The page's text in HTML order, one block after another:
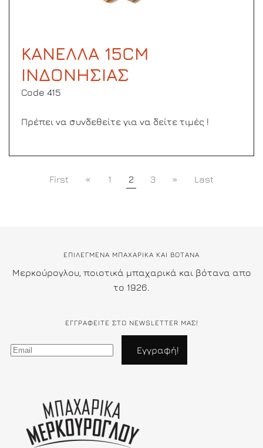
ΚΑΝΕΛΛΑ 15CM
ΙΝΔΟΝΗΣΙΑΣ
Code 415
Πρέπει να συνδεθείτε για να δείτε τιμές !
First « 1 2 3 » Last
ΕΠΙΛΕΓΜΕΝΑ ΜΠΑΧΑΡΙΚΑ ΚΑΙ ΒΟΤΑΝΑ
Μερκούρογλου, ποιοτικά μπαχαρικά και βότανα απο
το 1926.
ΕΓΓΡΑΦΕΊΤΕ ΣΤΟ NEWSLETTER ΜΑΣ!